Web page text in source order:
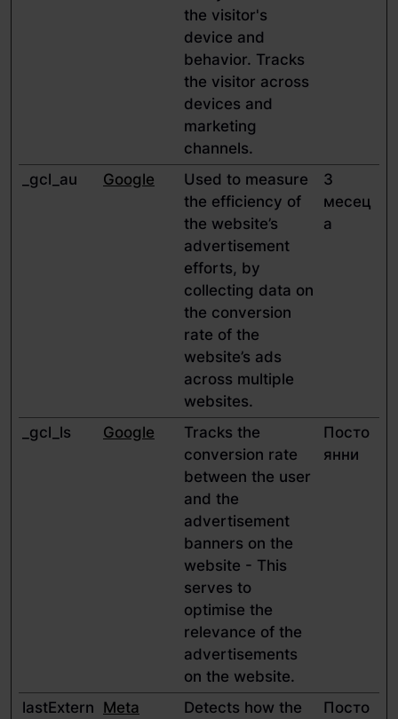
the visitor's
device and
behavior. Tracks
the visitor across
devices and
marketing
channels.
_gcl_au
Google
Used to measure
the efficiency of
the website’s
advertisement
efforts, by
collecting data on
the conversion
rate of the
website’s ads
across multiple
websites.
3
месец
а
_gcl_ls Google
Tracks the
conversion rate
between the user
and the
advertisement
banners on the
website - This
serves to
optimise the
relevance of the
advertisements
on the website.
Посто
янни
lastExtern Meta
Detects how the
Посто